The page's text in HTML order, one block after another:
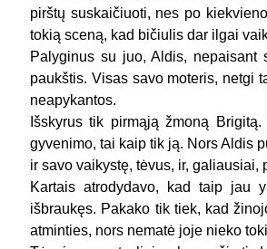
pirštų suskaičiuoti, nes po
tokią sceną, kad bičiulis dar ilgai
Palyginus su juo, Aldis, nepaisant
paukštis. Visas savo moteris, netgi
neapykantos.
Išskyrus tik pirmąją žmoną
gyvenimo, tai kaip tik ją. Nors Aldis
ir savo vaikystę, tėvus, ir, galiausiai,
Kartais atrodydavo, kad taip jau
išbraukęs. Pakako tik tiek, kad
atminties, nors nematė joje nieko